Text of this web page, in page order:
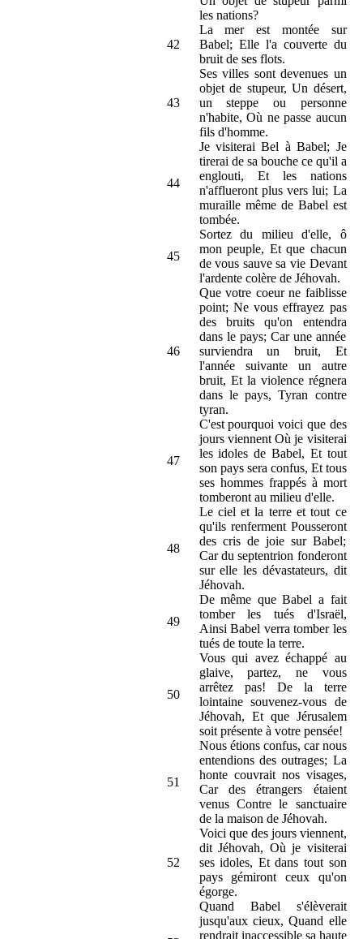
les nations?
42
La mer est montée sur
Babel; Elle l'a couverte du
bruit de ses flots.
43
Ses villes sont devenues un
objet de stupeur, Un désert,
un steppe ou personne
n'habite, Où ne passe aucun
fils d'homme.
44
Je visiterai Bel à Babel; Je
tirerai de sa bouche ce qu'il a
englouti, Et les nations
n'afflueront plus vers lui; La
muraille même de Babel est
tombée.
45
Sortez du milieu d'elle, ô
mon peuple, Et que chacun
de vous sauve sa vie Devant
l'ardente colère de Jéhovah.
46
Que votre coeur ne faiblisse
point; Ne vous effrayez pas
des bruits qu'on entendra
dans le pays; Car une année
surviendra un bruit, Et
l'année suivante un autre
bruit, Et la violence régnera
dans le pays, Tyran contre
tyran.
47
C'est pourquoi voici que des
jours viennent Où je visiterai
les idoles de Babel, Et tout
son pays sera confus, Et tous
ses hommes frappés à mort
tomberont au milieu d'elle.
48
Le ciel et la terre et tout ce
qu'ils renferment Pousseront
des cris de joie sur Babel;
Car du septentrion fonderont
sur elle les dévastateurs, dit
Jéhovah.
49
De même que Babel a fait
tomber les tués d'Israël,
Ainsi Babel verra tomber les
tués de toute la terre.
50
Vous qui avez échappé au
glaive, partez, ne vous
arrêtez pas! De la terre
lointaine souvenez-vous de
Jéhovah, Et que Jérusalem
soit présente à votre pensée!
51
Nous étions confus, car nous
entendions des outrages; La
honte couvrait nos visages,
Car des étrangers étaient
venus Contre le sanctuaire
de la maison de Jéhovah.
52
Voici que des jours viennent,
dit Jéhovah, Où je visiterai
ses idoles, Et dans tout son
pays gémiront ceux qu'on
égorge.
Quand Babel s'élèverait
jusqu'aux cieux, Quand elle
rendrait inaccessible sa haute